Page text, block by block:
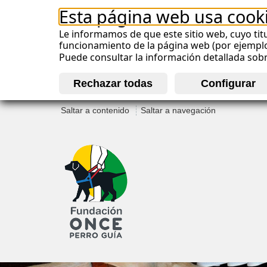
Esta página web usa
Le informamos de que este sitio web, cuyo
funcionamiento de la página web (por
Puede consultar la información detallada
Saltar a contenido Saltar a navegación